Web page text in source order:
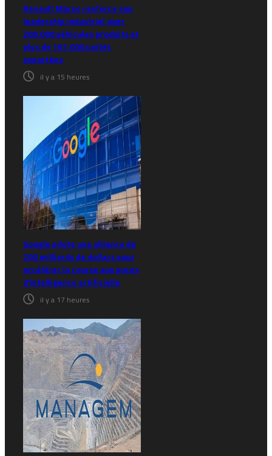
Renault Maroc renforce son
leadership industriel avec
200.000 véhicules produits et
plus de 167.000 unités
exportées
il y a 15 heures
Google pilote une alliance de
200 milliards de dollars pour
accélérer la course aux puces
d’intelligence artificielle
il y a 17 heures